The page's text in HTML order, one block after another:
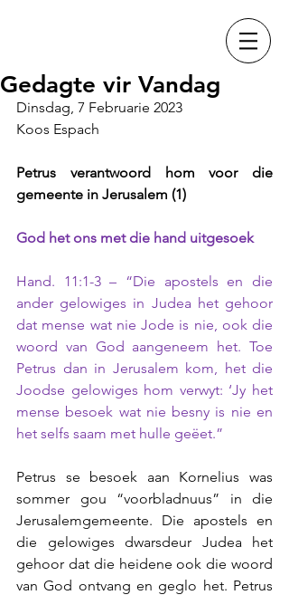
Gedagte vir Vandag
Dinsdag, 7 Februarie 2023
Koos Espach
Petrus verantwoord hom voor die
gemeente in Jerusalem (1)
God het ons met die hand uitgesoek
Hand. 11:1-3 – “Die apostels en die
ander gelowiges in Judea het gehoor
dat mense wat nie Jode is nie, ook die
woord van God aangeneem het. Toe
Petrus dan in Jerusalem kom, het die
Joodse gelowiges hom verwyt: ‘Jy het
mense besoek wat nie besny is nie en
het selfs saam met hulle geëet.”
Petrus se besoek aan Kornelius was
sommer gou “voorbladnuus” in die
Jerusalemgemeente. Die apostels en
die gelowiges dwarsdeur Judea het
gehoor dat die heidene ook die woord
van God ontvang en geglo het. Petrus